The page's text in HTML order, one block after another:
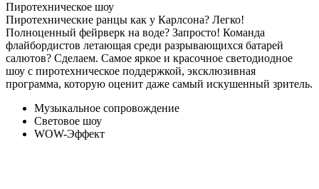
Пиротехническое шоу
Пиротехнические ранцы как у Карлсона? Легко!
Полноценный фейрверк на воде? Запросто! Команда
флайбордистов летающая среди разрывающихся батарей
салютов? Сделаем. Самое яркое и красочное светодиодное
шоу с пиротехническое поддержкой, эксклюзивная
программа, которую оценит даже самый искушенный зритель.
Музыкальное сопровождение
Световое шоу
WOW-Эффект